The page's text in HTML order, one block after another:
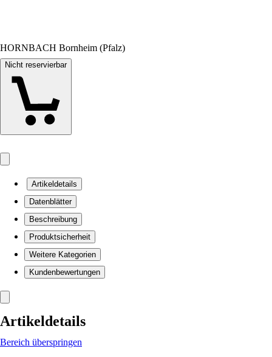
HORNBACH Bornheim (Pfalz)
Nicht reservierbar
Artikeldetails
Datenblätter
Beschreibung
Produktsicherheit
Weitere Kategorien
Kundenbewertungen
Artikeldetails
Bereich überspringen